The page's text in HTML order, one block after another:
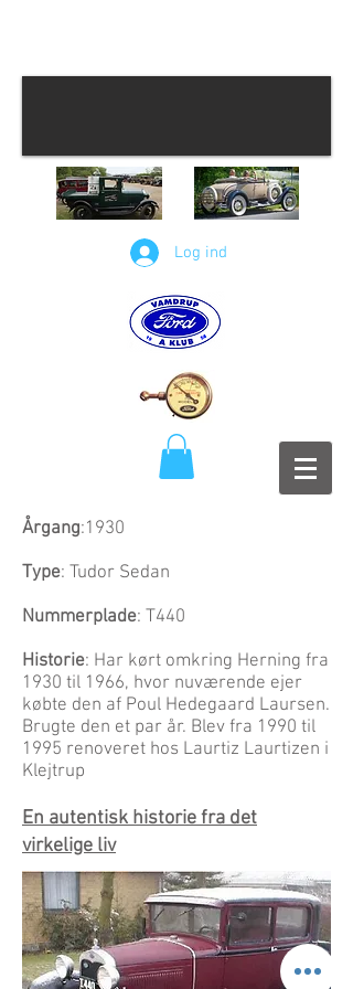
Log ind
Årgang:1930
Type: Tudor Sedan
Nummerplade: T440
Historie: Har kørt omkring Herning fra
1930 til 1966, hvor nuværende ejer
købte den af Poul Hedegaard Laursen.
Brugte den et par år. Blev fra 1990 til
1995 renoveret hos Laurtiz Laurtizen i
Klejtrup
En autentisk historie fra det
virkelige liv